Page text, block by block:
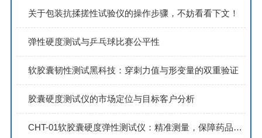
关于包装抗揉搓性试验仪的操作步骤，不妨看看下文！
弹性硬度测试与乒乓球比赛公平性
软胶囊韧性测试黑科技：穿刺力值与形变量的双重验证
胶囊硬度测试仪的市场定位与目标客户分析
CHT-01软胶囊硬度弹性测试仪：精准测量，保障药品品质